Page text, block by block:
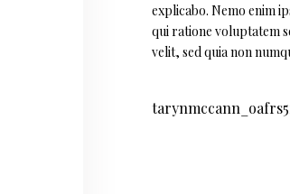
explicabo. Nemo enim
qui ratione voluptatem
velit, sed quia non